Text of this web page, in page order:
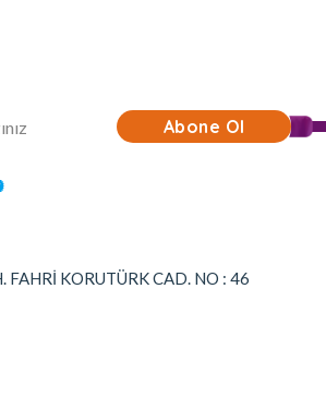
Abone Ol
FAHRİ KORUTÜRK CAD. NO : 46